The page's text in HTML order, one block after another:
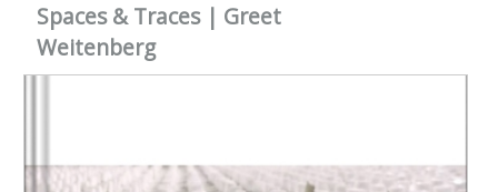
Spaces & Traces | Greet
Weitenberg